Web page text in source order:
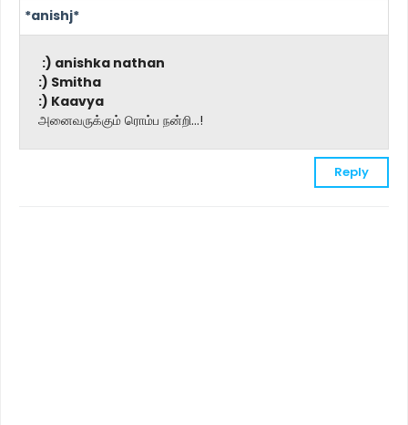
*anishj*
:) anishka nathan
:) Smitha
:) Kaavya
அனைவருக்கும் ரொம்ப நன்றி...!
Reply